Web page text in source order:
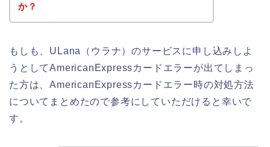
か？
もしも、ULana（ウラナ）のサービスに申し込みしよ
うとしてAmericanExpressカードエラーが出てしまっ
た方は、AmericanExpressカードエラー時の対処方法
についてまとめたので参考にしていただけると幸いで
す。